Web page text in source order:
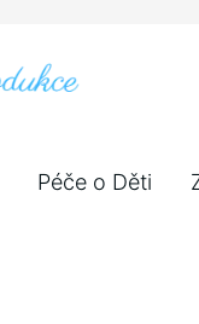
Péče o Děti